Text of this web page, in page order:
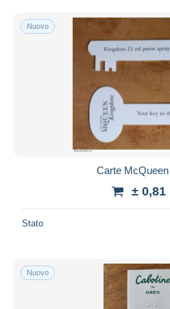
Nuovo
Carte
± 0,81
Stato
Nuovo